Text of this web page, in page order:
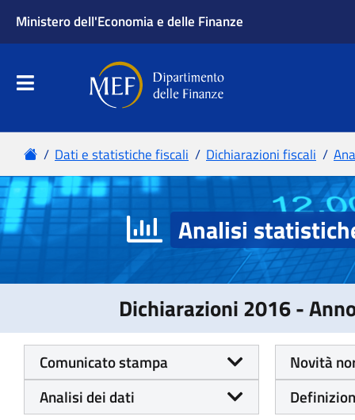
Analisi
Dichiarazioni 2016 -
Comunicato stampa
Novità
Analisi dei dati